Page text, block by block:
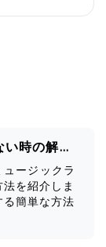
iTunesで購入済みの音楽が表示されない時の解決策
ージックラ
を紹介しま
簡単な方法